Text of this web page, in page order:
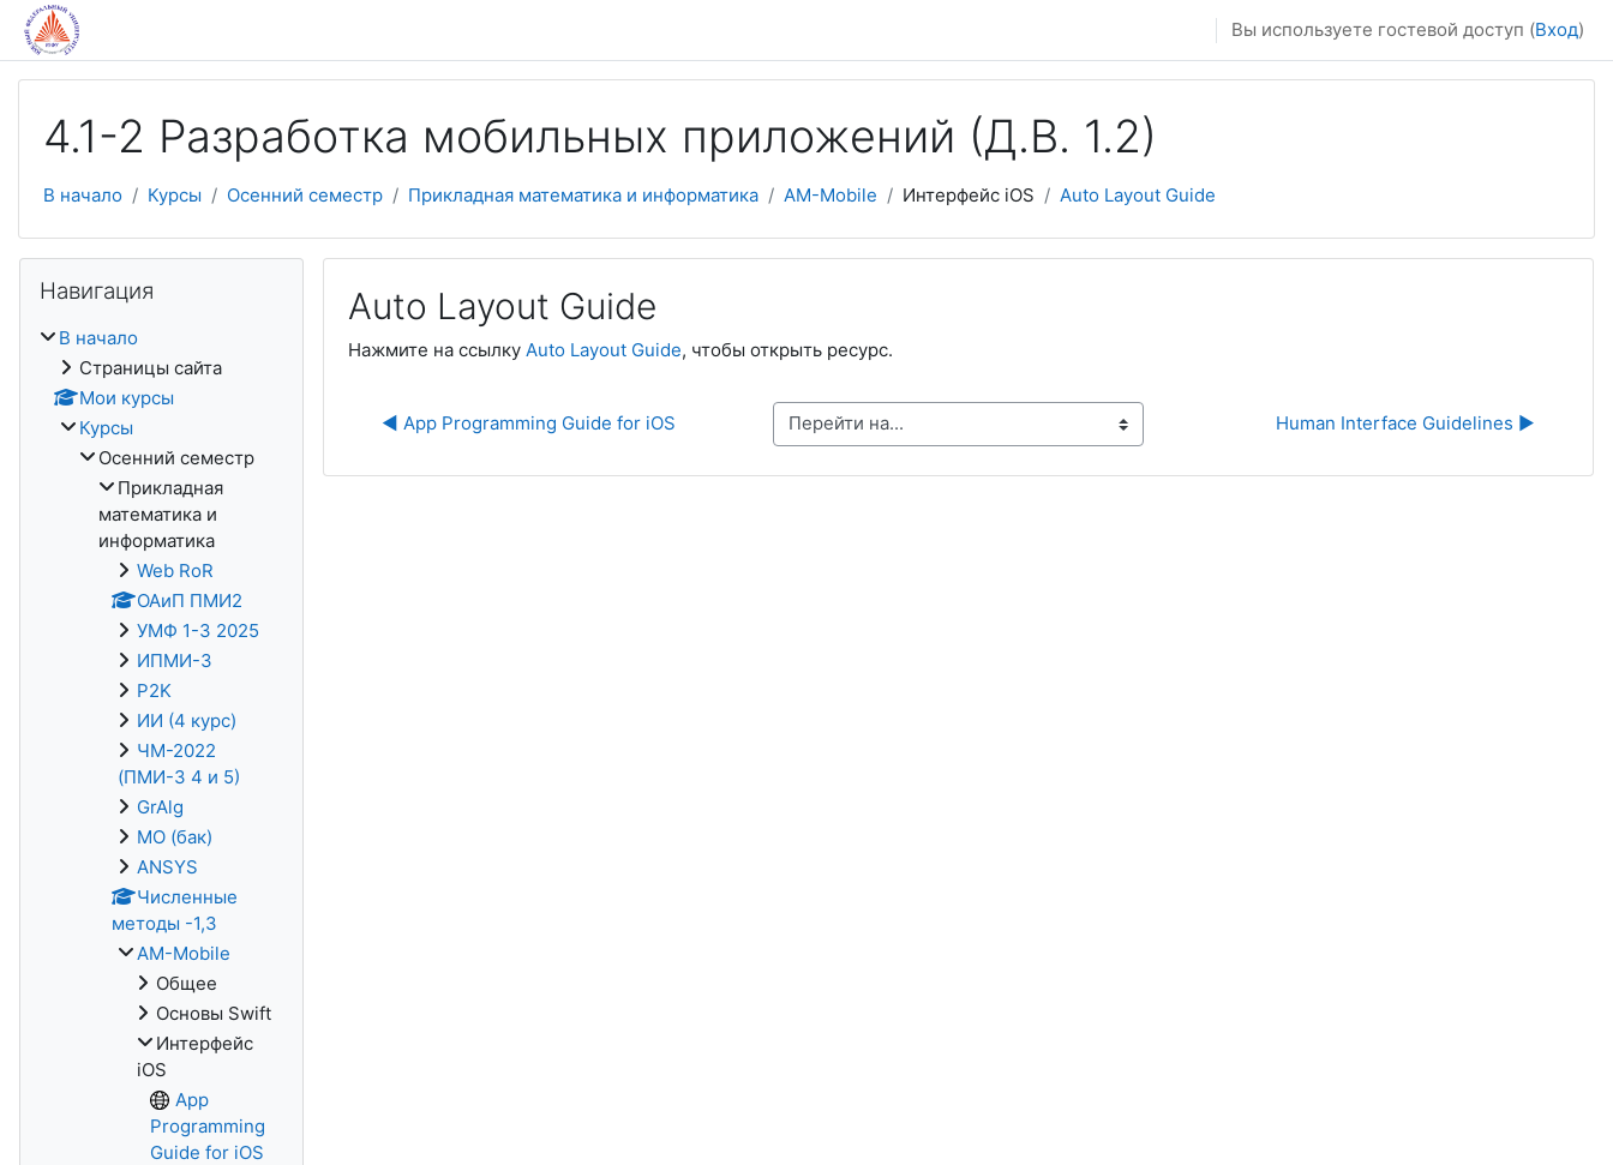
Перейти к основному содержанию
Вы используете гостевой доступ (Вход)
4.1-2 Разработка мобильных приложений (Д.В. 1.2)
В начало Курсы Осенний семестр Прикладная математика и информатика AM-Mobile Интерфейс iOS Auto Layout Guide
Auto Layout Guide
Нажмите на ссылку Auto Layout Guide, чтобы открыть ресурс.
◀︎ App Programming Guide for iOS Перейти на... Human Interface Guidelines ▶︎
Навигация
В начало
Страницы сайта
Мои курсы
Курсы
Осенний семестр
Прикладная
математика и
информатика
Web RoR
ОАиП ПМИ2
УМФ 1-3 2025
ИПМИ-3
P2K
ИИ (4 курс)
ЧМ-2022
(ПМИ-3 4 и 5)
GrAlg
МО (бак)
ANSYS
Численные
методы -1,3
AM-Mobile
Общее
Основы Swift
Интерфейс
iOS
App
Programming
Guide for iOS